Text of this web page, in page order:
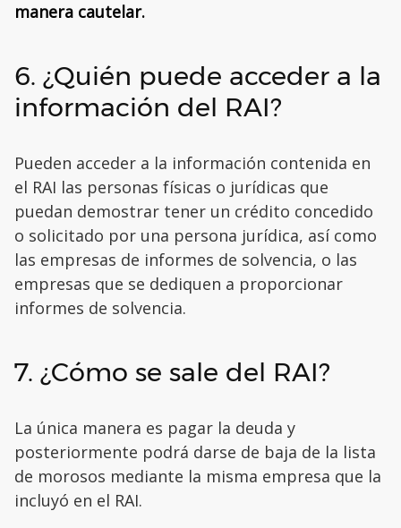
manera cautelar.
6. ¿Quién puede acceder a la
información del RAI?
Pueden acceder a la información contenida en
el RAI las personas físicas o jurídicas que
puedan demostrar tener un crédito concedido
o solicitado por una persona jurídica, así como
las empresas de informes de solvencia, o las
empresas que se dediquen a proporcionar
informes de solvencia.
7. ¿Cómo se sale del RAI?
La única manera es pagar la deuda y
posteriormente podrá darse de baja de la lista
de morosos mediante la misma empresa que la
incluyó en el RAI.